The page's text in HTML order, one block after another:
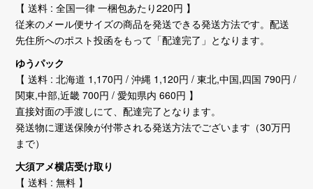
【 送料 : 全国一律 一梱包あたり220円 】
従来のメール便サイズの商品を発送できる発送方法です。配送
先住所へのポスト投函をもって「配達完了」となります。
ゆうパック
【 送料 : 北海道 1,170円 / 沖縄 1,120円 / 東北,中国,四国 790円 /
関東,中部,近畿 700円 / 愛知県内 660円 】
直接対面の手渡しにて、配達完了となります。
発送物に運送保険が付帯される発送方法でございます（30万円
まで）
大須アメ横店受け取り
【 送料 : 無料 】